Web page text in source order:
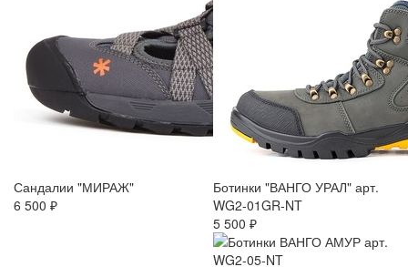
Сандалии "МИРАЖ"
6 500 ₽
Ботинки "ВАНГО УРАЛ" арт.
WG2-01GR-NT
5 500 ₽